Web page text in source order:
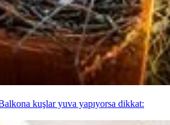
kuşlar yuva yapıyorsa dikkat: